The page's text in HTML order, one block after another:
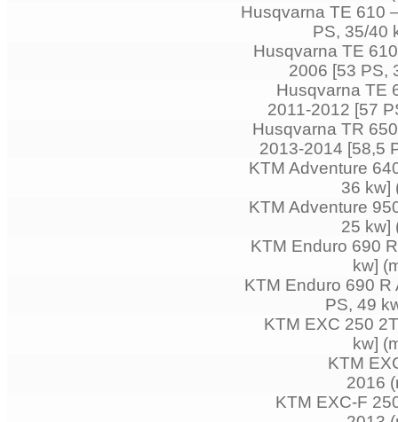
Husqvarna TE 610
PS, 35/40
Husqvarna TE
2006 [53 PS,
Husqvarna TE
2011-2012 [57
Husqvarna TR
2013-2014 [58,5
KTM Adventure
36 kw]
KTM Adventure
25 kw]
KTM Enduro 690
kw]
KTM Enduro 690 R
PS, 49
KTM EXC 250
kw]
KTM
2016
KTM EXC-F